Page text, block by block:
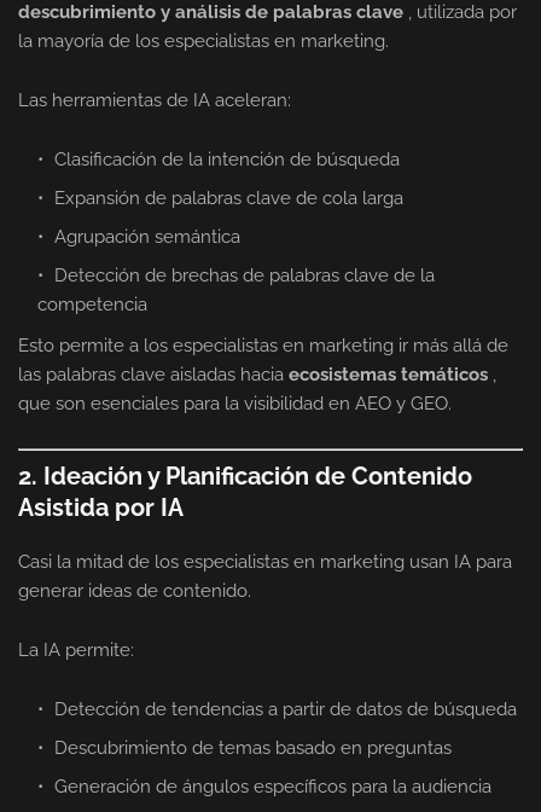
descubrimiento y análisis de palabras clave , utilizada por
la mayoría de los especialistas en marketing.
Las herramientas de IA aceleran:
Clasificación de la intención de búsqueda
Expansión de palabras clave de cola larga
Agrupación semántica
Detección de brechas de palabras clave de la
competencia
Esto permite a los especialistas en marketing ir más allá de
las palabras clave aisladas hacia ecosistemas temáticos ,
que son esenciales para la visibilidad en AEO y GEO.
2. Ideación y Planificación de Contenido
Asistida por IA
Casi la mitad de los especialistas en marketing usan IA para
generar ideas de contenido.
La IA permite:
Detección de tendencias a partir de datos de búsqueda
Descubrimiento de temas basado en preguntas
Generación de ángulos específicos para la audiencia